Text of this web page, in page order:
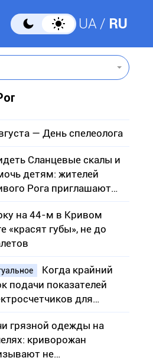
UA RU
— День спелеолога
Сланцевые скалы и
детям: жителей
Рога приглашают
на 44-м в Кривом
«красят губы», не до
Когда крайний
подачи показателей
для
грязной одежды на
криворожан
не